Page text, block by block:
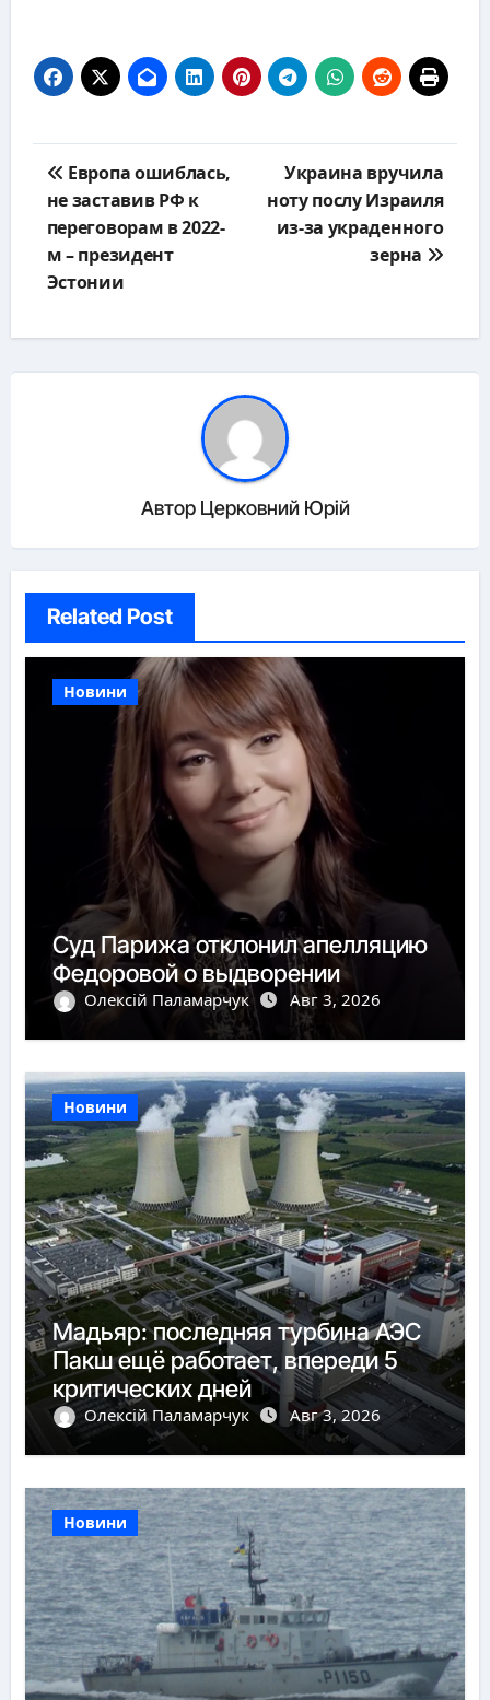
по
записям
Европа ошиблась,
не заставив РФ к
переговорам в 2022-
м – президент
Эстонии
Украина вручила
ноту послу Израиля
из-за украденного
зерна
Автор Церковний Юрій
Related Post
Новини
Суд Парижа отклонил апелляцию
Федоровой о выдворении
Олексій Паламарчук Авг 3, 2026
Новини
Мадьяр: последняя турбина АЭС
Пакш ещё работает, впереди 5
критических дней
Олексій Паламарчук Авг 3, 2026
Новини